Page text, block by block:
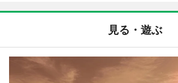
見る・遊ぶ